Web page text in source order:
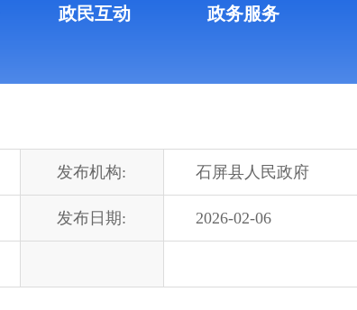
政民互动 政务服务
发布机构: 石屏县人民政府
发布日期: 2026-02-06